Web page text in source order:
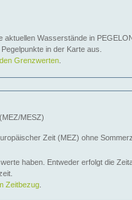
Wasserstände in
Pegelpunkte in der Karte aus.
Grenzwerten
MESZ)
Zeit (MEZ) ohne
haben. Entweder erfolgt die
Zeitbezug